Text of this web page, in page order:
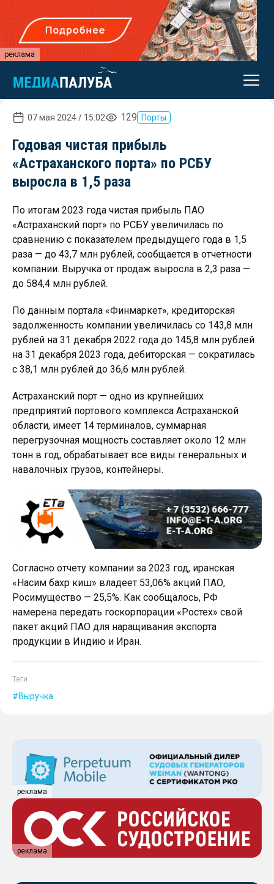
реклама
07 мая 2024 / 15:02 129 Порты
Годовая чистая прибыль
«Астраханского порта» по РСБУ
выросла в 1,5 раза
По итогам 2023 года чистая прибыль ПАО
«Астраханский порт» по РСБУ увеличилась по
сравнению с показателем предыдущего года в 1,5
раза — до 43,7 млн рублей, сообщается в отчетности
компании. Выручка от продаж выросла в 2,3 раза —
до 584,4 млн рублей.
По данным портала «Финмаркет», кредиторская
задолженность компании увеличилась со 143,8 млн
рублей на 31 декабря 2022 года до 145,8 млн рублей
на 31 декабря 2023 года, дебиторская — сократилась
с 38,1 млн рублей до 36,6 млн рублей.
Астраханский порт — одно из крупнейших
предприятий портового комплекса Астраханской
области, имеет 14 терминалов, суммарная
перегрузочная мощность составляет около 12 млн
тонн в год, обрабатывает все виды генеральных и
навалочных грузов, контейнеры.
Согласно отчету компании за 2023 год, иранская
«Насим бахр киш» владеет 53,06% акций ПАО,
Росимущество — 25,5%. Как сообщалось, РФ
намерена передать госкорпорации «Ростех» свой
пакет акций ПАО для наращивания экспорта
продукции в Индию и Иран.
Теги
Выручка
реклама
реклама